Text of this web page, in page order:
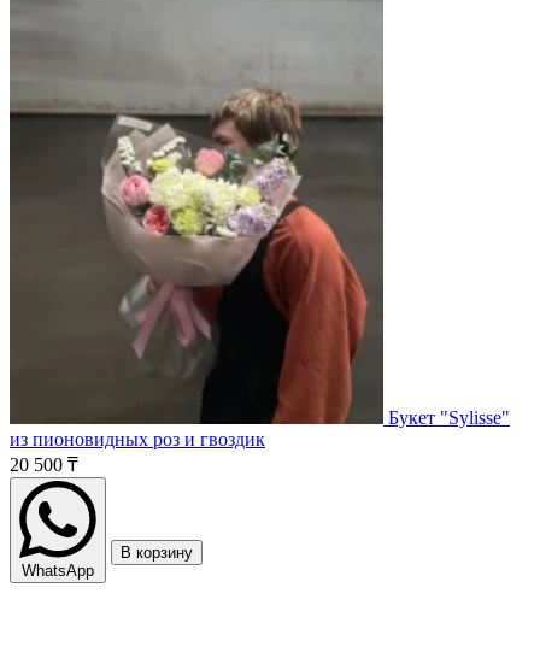
Букет "Sylisse"
из пионовидных роз и гвоздик
20 500 ₸
WhatsApp
В корзину